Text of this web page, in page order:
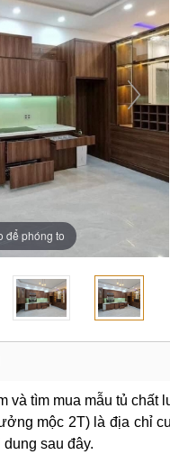
để phóng to
và tìm mua mẫu tủ
mộc 2T) là địa chỉ
sau đây.